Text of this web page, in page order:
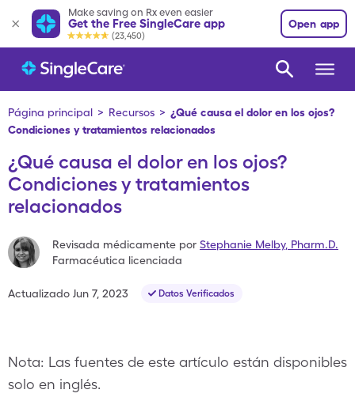
Make saving on Rx even easier
Get the Free SingleCare app
(23,450)
Open app
Página principal > Recursos > ¿Qué causa el dolor en los ojos?
Condiciones y tratamientos relacionados
¿Qué causa el dolor en los ojos?
Condiciones y tratamientos
relacionados
Revisada médicamente por Stephanie Melby, Pharm.D.
Farmacéutica licenciada
Actualizado Jun 7, 2023 Datos Verificados
Nota: Las fuentes de este artículo están disponibles
solo en inglés.